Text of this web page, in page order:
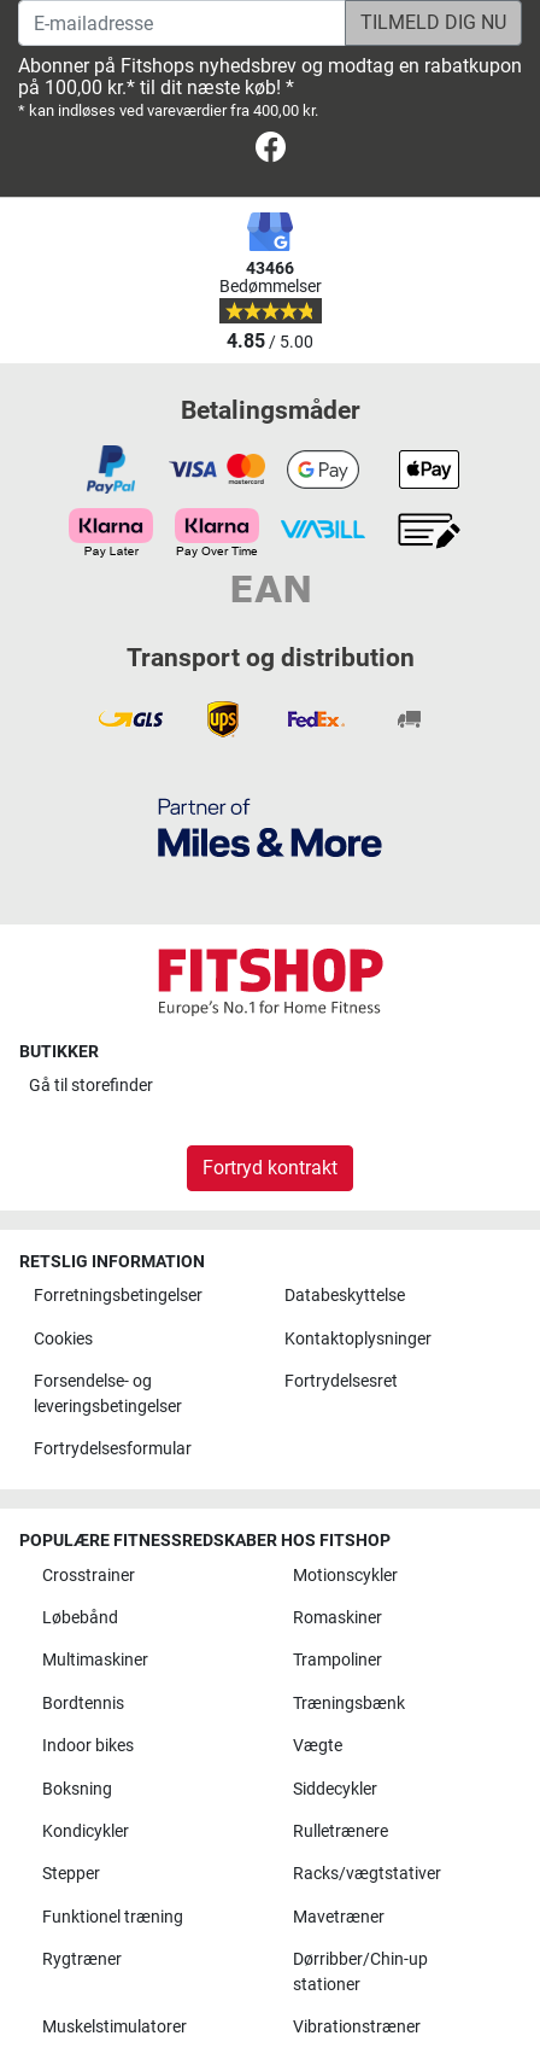
E-mailadresse
Abonner på Fitshops nyhedsbrev og modtag en rabatkupon
på 100,00 kr.* til dit næste køb! *
* kan indløses ved vareværdier fra 400,00 kr.
43466
Bedømmelser
4.85/ 5.00
Betalingsmåder
Transport og distribution
BUTIKKER
Gå til storefinder
Fortryd kontrakt
RETSLIG INFORMATION
Forretningsbetingelser
Databeskyttelse
Cookies Kontaktoplysninger
Forsendelse- og
leveringsbetingelser
Fortrydelsesret
Fortrydelsesformular
POPULÆRE FITNESSREDSKABER HOS FITSHOP
Crosstrainer
Motionscykler
Løbebånd Romaskiner
Multimaskiner Trampoliner
Bordtennis Træningsbænk
Indoor bikes Vægte
Boksning Siddecykler
Kondicykler Rulletrænere
Stepper Racks/vægtstativer
Funktionel træning Mavetræner
Rygtræner
Dørribber/Chin-up
stationer
Muskelstimulatorer Vibrationstræner